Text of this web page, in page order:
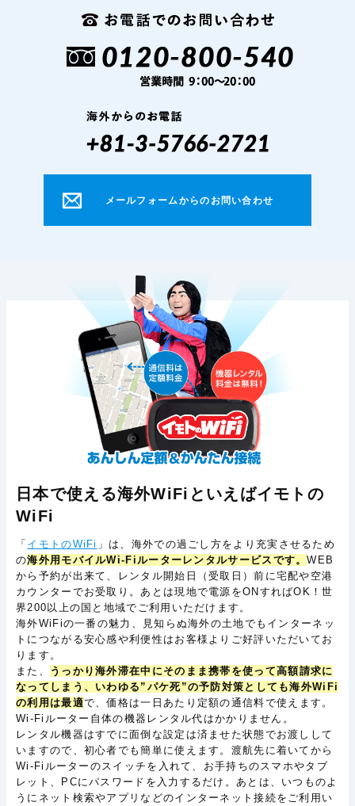
メールフォームからのお問い合わせ
日本で使える海外WiFiといえばイモトの
WiFi
「 イモトのWiFi 」は、海外での過ごし方をより充実させるため
の海外用モバイルWi-Fiルーターレンタルサービスです。WEB
から予約が出来て、レンタル開始日（受取日）前に宅配や空港
カウンターでお受取り。あとは現地で電源をONすればOK！世
界200以上の国と地域でご利用いただけます。
海外WiFiの一番の魅力、見知らぬ海外の土地でもインターネッ
トにつながる安心感や利便性はお客様よりご好評いただいてお
ります。
また、
うっかり海外滞在中にそのまま携帯を使って高額請求に
なってしまう、いわゆる”パケ死”の予防対策としても海外WiFi
の利用は最適で、価格は一日あたり定額の通信料で使えます。
Wi-Fiルーター自体の機器レンタル代はかかりません。
レンタル機器はすでに面倒な設定は済ませた状態でお渡しして
いますので、初心者でも簡単に使えます。渡航先に着いてから
Wi-Fiルーターのスイッチを入れて、お手持ちのスマホやタブ
レット、PCにパスワードを入力するだけ。あとは、いつものよ
うにネット検索やアプリなどのインターネット接続をご利用い